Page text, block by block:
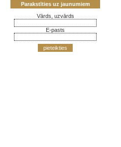
Parakstīties uz jaunumiem
Vārds, uzvārds
E-pasts
pieteikties